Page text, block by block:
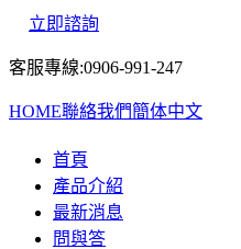
立即諮詢
客服專線:0906-991-247
HOME聯絡我們簡体中文
首頁
產品介紹
最新消息
問與答